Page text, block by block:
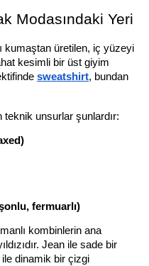
Modasındaki Yeri
kumaştan üretilen, iç yüzeyi
kesimli bir üst giyim
sweatshirt, bundan
teknik unsurlar şunlardır:
fermuarlı)
kombinlerin ana
Jean ile sade bir
dinamik bir çizgi